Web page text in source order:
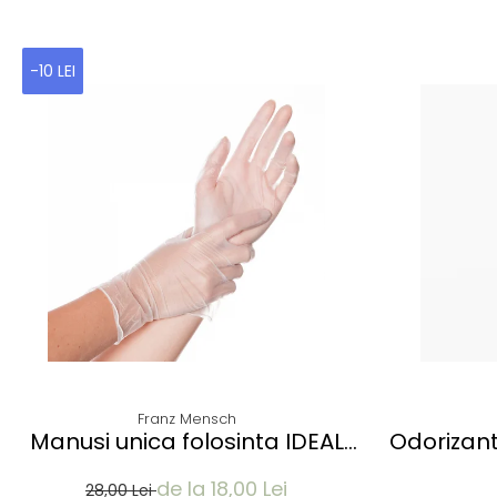
-10 LEI
Franz Mensch
Manusi unica folosinta IDEAL
28,00 Leide la 18,00 Lei
Odorizant